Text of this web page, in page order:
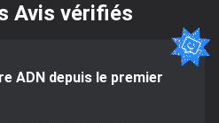
Avis vérifiés
ADN depuis le premier